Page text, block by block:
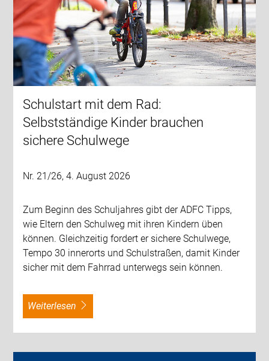
Schulstart mit dem Rad:
Selbstständige Kinder brauchen
sichere Schulwege
Nr. 21/26, 4. August 2026
Zum Beginn des Schuljahres gibt der ADFC Tipps,
wie Eltern den Schulweg mit ihren Kindern üben
können. Gleichzeitig fordert er sichere Schulwege,
Tempo 30 innerorts und Schulstraßen, damit Kinder
sicher mit dem Fahrrad unterwegs sein können.
weiterlesen